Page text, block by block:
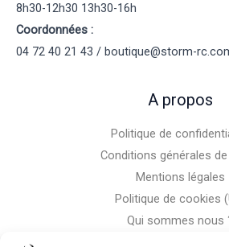
8h30-12h30 13h30-16h
Coordonnées :
04 72 40 21 43 / boutique@storm-
A propos
Politique de
Conditions générales
Mentions légales
Politique de cookies
Qui sommes nous